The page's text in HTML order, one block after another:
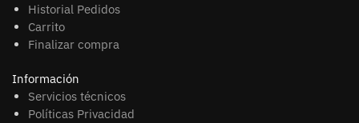
Historial Pedidos
Carrito
Finalizar compra
Información
Servicios técnicos
Políticas Privacidad